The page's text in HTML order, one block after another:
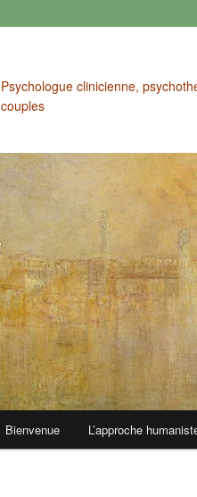
Psychologue clinicienne,
couples
Bienvenue L’approche